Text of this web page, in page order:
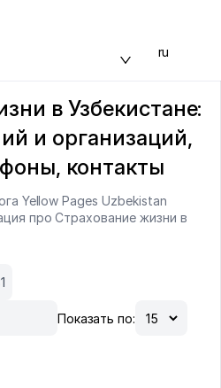
ru
в Узбекистане:
и организаций,
контакты
Yellow Pages Uzbekistan
про Страхование жизни в
Показать по: